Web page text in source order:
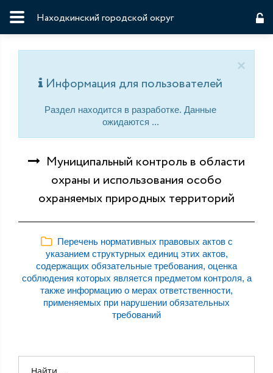
Находкинский городской округ
×
Информация для пользователей
Раздел находится в разработке. Данные
ожидаются ...
Муниципальный контроль в области
охраны и использования особо
охраняемых природных территорий
Перечень нормативных правовых актов с
указанием структурных единиц этих актов,
содержащих обязательные требования, оценка
соблюдения которых является предметом контроля, а
также информацию о мерах ответственности,
применяемых при нарушении обязательных
требований